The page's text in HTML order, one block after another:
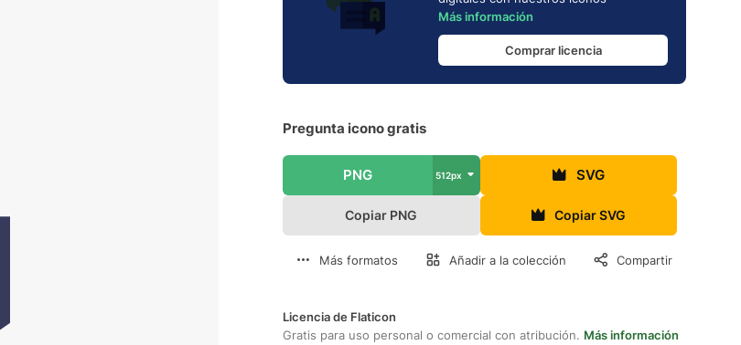
Más información
Comprar licencia
Pregunta icono gratis
PNG 512px SVG
Copiar PNG Copiar SVG
Más formatos Añadir a la colección Compartir
Licencia de Flaticon
Gratis para uso personal o comercial con atribución. Más información